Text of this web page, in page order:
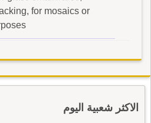
for mosaics or
الاكثر شعبية اليوم